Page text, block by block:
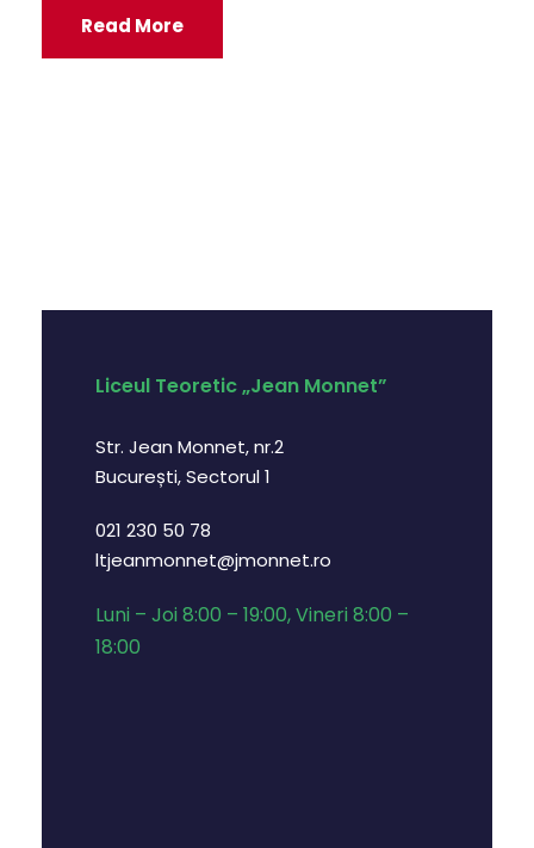
Read More
Liceul Teoretic „Jean Monnet”
Str. Jean Monnet, nr.2
București, Sectorul 1
021 230 50 78
ltjeanmonnet@jmonnet.ro
Luni – Joi 8:00 – 19:00, Vineri 8:00 –
18:00